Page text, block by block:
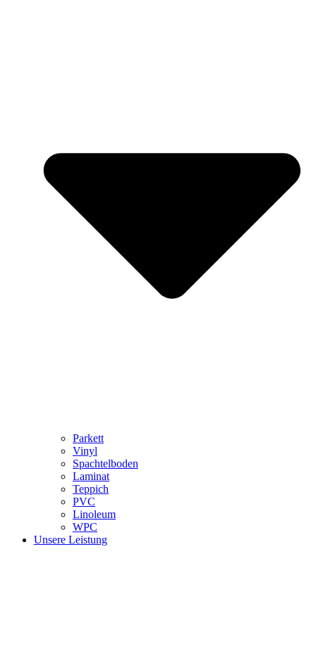
Parkett
Vinyl
Spachtelboden
Laminat
Teppich
PVC
Linoleum
WPC
Unsere Leistung